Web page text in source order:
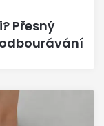
Přesný